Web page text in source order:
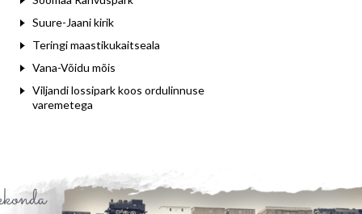
Suure-Jaani kirik
Teringi maastikukaitseala
Vana-Võidu mõis
Viljandi lossipark koos ordulinnuse
varemetega